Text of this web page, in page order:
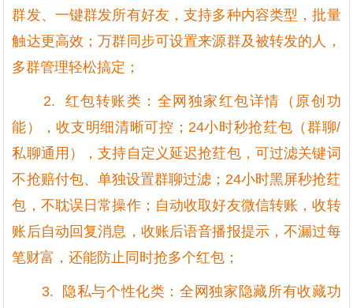
群发、一键群发所有好友，支持多种内容类型，批量
触达更高效；万群同步可设置来源群及被转发的人，
多群管理轻松搞定；
2. 红包转账类：全网独家红包详情（原创功
能），收支明细清晰可控；24小时秒抢荭包（群聊/
私聊通用），支持自定义延迟抢荭包，可过滤关键词
不抢赔付包、单独设置群聊过滤；24小时黑屏秒抢荭
包，不耽误日常操作；自动收取好友微信转账，收转
账后自动回复消息，收账后语音播报提示，不漏过每
笔财富，还能防止同时抢多个红包；
3. 隐私与个性化类：全网独家隐藏所有收藏功